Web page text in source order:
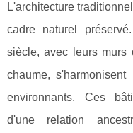
L'architecture
cadre naturel
siècle, avec leurs murs
chaume,
environnants. Ces
d'une relation